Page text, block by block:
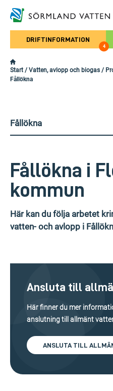
DRIFTINFORMATION
4
Start / Vatten, avlopp och biogas /
Fållökna
Fållökna
Fållökna i
kommun
Här kan du följa arbetet
vatten- och avlopp i
Ansluta till
Här finner du mer
anslutning till allmänt
ANSLUTA TILL